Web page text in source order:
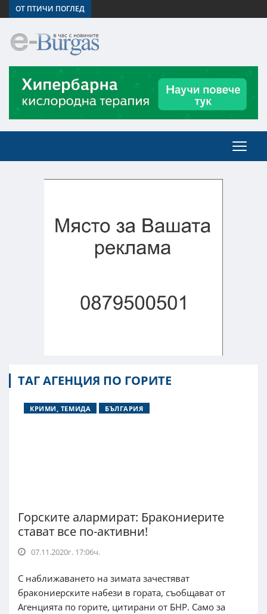
ОТ ПТИЧИ ПОГЛЕД
ТАГ АГЕНЦИЯ ПО ГОРИТЕ
КРИМИ, ТЕМИДА БЪЛГАРИЯ
Горските алармират: Бракониерите
стават все по-активни!
07.11.2020г. 17:06ч.
С наближаването на зимата зачестяват
бракониерските набези в гората, съобщават от
Агенцията по горите, цитирани от БНР. Само за